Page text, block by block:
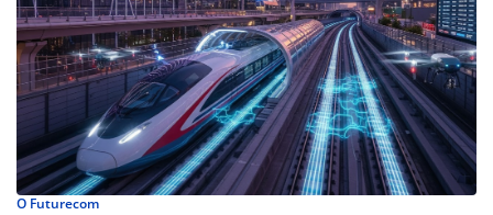
O Futurecom